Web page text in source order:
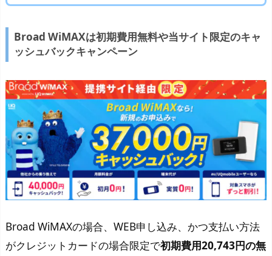
Broad WiMAXは初期費用無料や当サイト限定のキャ
ッシュバックキャンペーン
Broad WiMAXの場合、WEB申し込み、かつ支払い方法
がクレジットカードの場合限定で初期費用20,743円の無